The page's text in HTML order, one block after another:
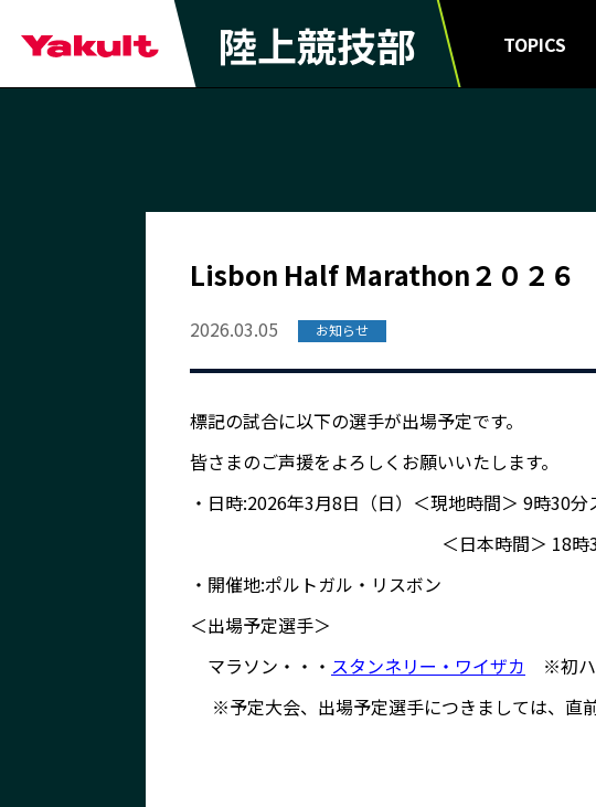
陸上競技部 TOPICS
Lisbon Half Marathon２０２６
2026.03.05 お知らせ
標記の試合に以下の選手が出場予定です。
皆さまのご声援をよろしくお願いいたします。
・日時:2026年3月8日（日）＜現地時間＞ 9時30
＜日本時間＞ 18時30分
・開催地:ポルトガル・リスボン
＜出場予定選手＞
マラソン・・・ スタンネリー・ワイザカ ※初ハ
※予定大会、出場予定選手につきましては、直